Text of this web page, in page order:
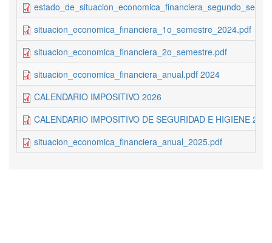
situacion_economica_financiera_1o_semestre_2024.pdf
situacion_economica_financiera_2o_semestre.pdf
situacion_economica_financiera_anual.pdf 2024
CALENDARIO IMPOSITIVO 2026
CALENDARIO IMPOSITIVO DE SEGURIDAD E HIGIENE 2026
situacion_economica_financiera_anual_2025.pdf